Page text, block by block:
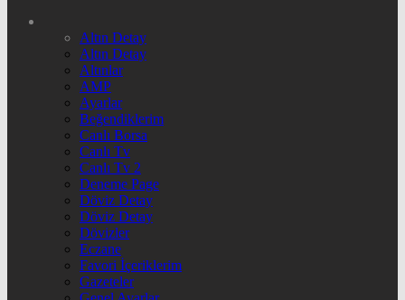
Altın Detay
Altın Detay
Altınlar
AMP
Ayarlar
Beğendiklerim
Canlı Borsa
Canlı Tv
Canlı Tv 2
Deneme Page
Döviz Detay
Döviz Detay
Dövizler
Eczane
Favori İçeriklerim
Gazeteler